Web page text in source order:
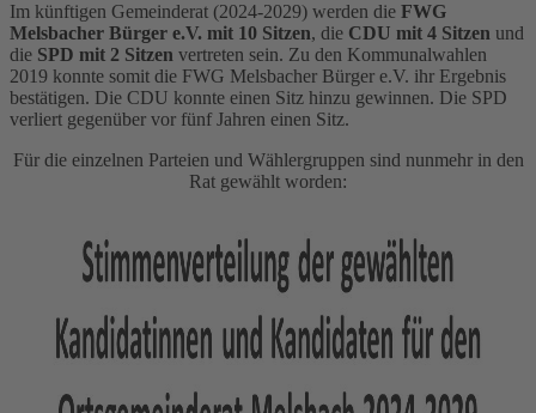
Im künftigen Gemeinderat (2024-2029) werden die FWG
Melsbacher Bürger e.V. mit 10 Sitzen, die CDU mit 4 Sitzen und
die SPD mit 2 Sitzen vertreten sein. Zu den Kommunalwahlen
2019 konnte somit die FWG Melsbacher Bürger e.V. ihr Ergebnis
bestätigen. Die CDU konnte einen Sitz hinzu gewinnen. Die SPD
verliert gegenüber vor fünf Jahren einen Sitz.
Für die einzelnen Parteien und Wählergruppen sind nunmehr in den
Rat gewählt worden: